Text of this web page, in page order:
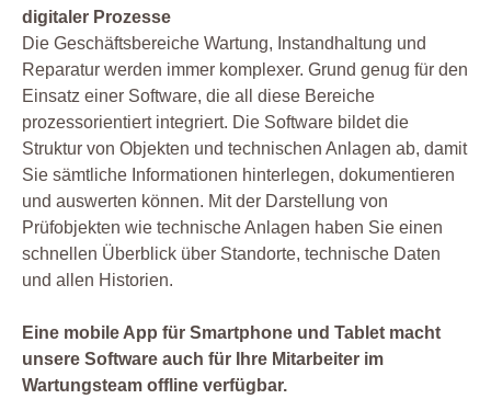
digitaler Prozesse
Die Geschäftsbereiche Wartung, Instandhaltung und
Reparatur werden immer komplexer. Grund genug für den
Einsatz einer Software, die all diese Bereiche
prozessorientiert integriert. Die Software bildet die
Struktur von Objekten und technischen Anlagen ab, damit
Sie sämtliche Informationen hinterlegen, dokumentieren
und auswerten können. Mit der Darstellung von
Prüfobjekten wie technische Anlagen haben Sie einen
schnellen Überblick über Standorte, technische Daten
und allen Historien.
Eine mobile App für Smartphone und Tablet macht
unsere Software auch für Ihre Mitarbeiter im
Wartungsteam offline verfügbar.